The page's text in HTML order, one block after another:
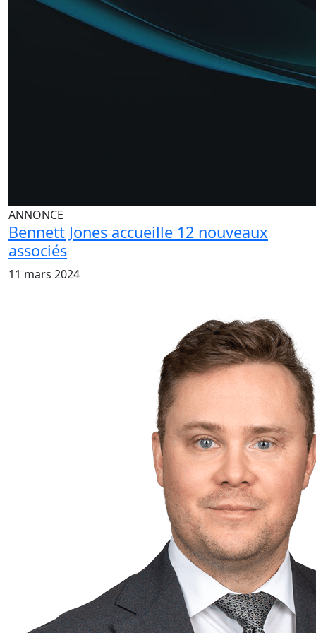
poursuit son implication en tant que co-coach de
l'équipe de plaidoirie sur les titres d'entreprise.
Dans ses temps libres, Mike aime faire du vélo, voyager
et déguster de délicieuses bières artisanales.
ANNONCE
Bennett Jones accueille 12 nouveaux
associés
11 mars 2024